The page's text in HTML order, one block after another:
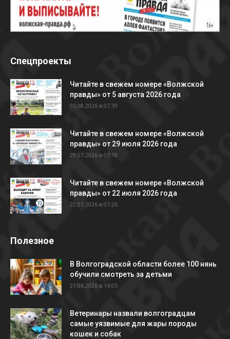
Спецпроекты
Читайте в свежем номере «Волжской
правды» от 5 августа 2026 года
05.08.2026 в 07:39
Читайте в свежем номере «Волжской
правды» от 29 июля 2026 года
29.07.2026 в 07:18
Читайте в свежем номере «Волжской
правды» от 22 июля 2026 года
22.07.2026 в 07:26
Полезное
В Волгоградской области более 100 нянь
обучили смотреть за детьми
21.06.2026 в 14:05
Ветеринары назвали волгоградцам
самые уязвимые для жары породы
кошек и собак